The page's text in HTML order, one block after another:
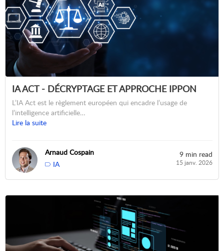
IA ACT - DÉCRYPTAGE ET APPROCHE IPPON
L’IA Act est le règlement européen qui encadre l’usage de
l’intelligence artificielle…
Lire la suite
Arnaud Cospain
IA
9 min read
15 janv. 2026